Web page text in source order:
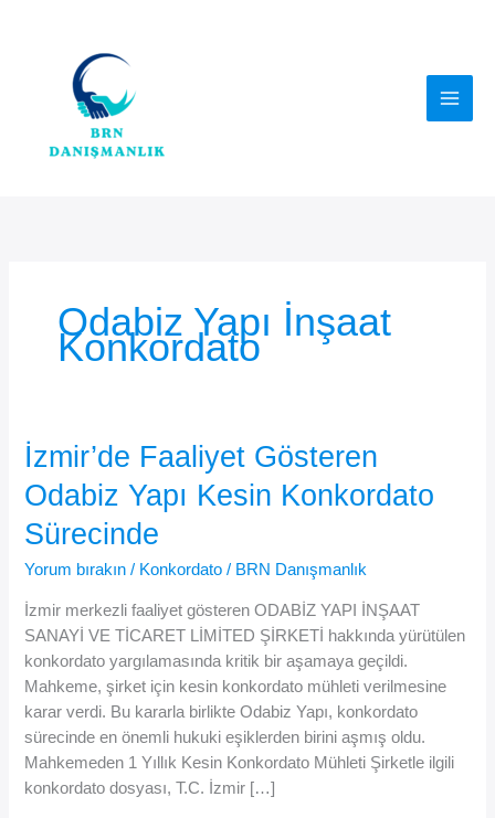
Odabiz Yapı İnşaat
Konkordato
İzmir’de Faaliyet Gösteren
Odabiz Yapı Kesin Konkordato
Sürecinde
Yorum bırakın / Konkordato / BRN Danışmanlık
İzmir merkezli faaliyet gösteren ODABİZ YAPI İNŞAAT
SANAYİ VE TİCARET LİMİTED ŞİRKETİ hakkında yürütülen
konkordato yargılamasında kritik bir aşamaya geçildi.
Mahkeme, şirket için kesin konkordato mühleti verilmesine
karar verdi. Bu kararla birlikte Odabiz Yapı, konkordato
sürecinde en önemli hukuki eşiklerden birini aşmış oldu.
Mahkemeden 1 Yıllık Kesin Konkordato Mühleti Şirketle ilgili
konkordato dosyası, T.C. İzmir […]